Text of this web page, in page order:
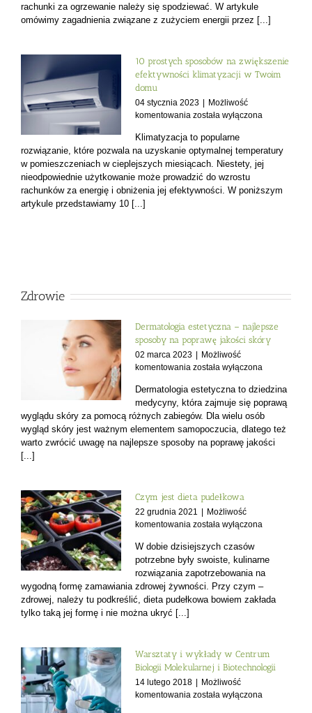
za
prąd
pobiera
energii
elektrycznej?
rachunki za ogrzewanie należy się spodziewać. W artykule
omówimy zagadnienia związane z zużyciem energii przez [...]
10 prostych sposobów na zwiększenie
efektywności klimatyzacji w Twoim
domu
04 stycznia 2023
Możliwość
komentowania 10
sposobów
na
zwiększenie
efektywności
klimatyzacji
została wyłączona
Klimatyzacja to popularne
rozwiązanie, które pozwala na uzyskanie optymalnej temperatury
w pomieszczeniach w cieplejszych miesiącach. Niestety, jej
nieodpowiednie użytkowanie może prowadzić do wzrostu
rachunków za energię i obniżenia jej efektywności. W poniższym
artykule przedstawiamy 10 [...]
Zdrowie
Dermatologia estetyczna – najlepsze
sposoby na poprawę jakości skóry
02 marca 2023
Możliwość
komentowania Dermatologia
–
najlepsze
sposoby
na
poprawę
została wyłączona
Dermatologia estetyczna to dziedzina
medycyny, która zajmuje się poprawą
wyglądu skóry za pomocą różnych zabiegów. Dla wielu osób
wygląd skóry jest ważnym elementem samopoczucia, dlatego też
warto zwrócić uwagę na najlepsze sposoby na poprawę jakości
[...]
Czym jest dieta pudełkowa
22 grudnia 2021
Możliwość
komentowania Czym
dieta
pudełkowa
została wyłączona
W dobie dzisiejszych czasów
potrzebne były swoiste, kulinarne
rozwiązania zapotrzebowania na
wygodną formę zamawiania zdrowej żywności. Przy czym –
zdrowej, należy tu podkreślić, dieta pudełkowa bowiem zakłada
tylko taką jej formę i nie można ukryć [...]
Warsztaty i wykłady w Centrum
Biologii Molekularnej i Biotechnologii
14 lutego 2018
Możliwość
komentowania Warsztaty
została wyłączona